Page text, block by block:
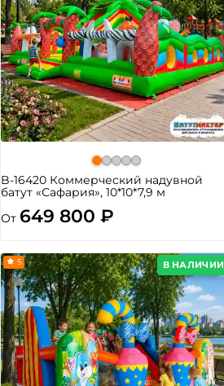
B-16420 Коммерческий надувной
батут «Сафария», 10*10*7,9 м
От 649 800 ₽
В НАЛИЧИИ
5